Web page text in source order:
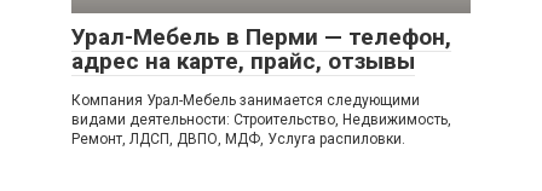
Урал-Мебель в Перми — телефон,
адрес на карте, прайс, отзывы
Компания Урал-Мебель занимается следующими
видами деятельности: Строительство, Недвижимость,
Ремонт, ЛДСП, ДВПО, МДФ, Услуга распиловки.